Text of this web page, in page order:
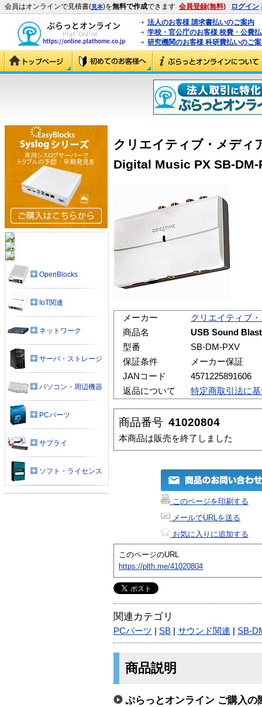
会員はオンラインで見積書(見本)を無料で作成できます 会員登録(無料) ログイン
法人のお客様 請求書払いのご案内
学校・官公庁のお客様 校費・公費
研究機関のお客様 科研費払いのご
クリエイティブ・メディ
Digital Music PX SB-DM-
メーカー
クリエイティブ
商品名
USB Sound
型番
SB-DM-PXV
保証条件
メーカー保証
JANコード
4571225891606
返品について
特定商取引法に
商品番号 41020804
本商品は販売を終了しました
このページを印刷する
メールでURLを送る
お気に入りに追加する
このページのURL
https://plth.me/41020804
関連カテゴリ
PCパーツ SB サウンド関連 SB-
商品説明
ぷらっとオンライン ご購入の
OpenBlocks
IoT関連
ネットワーク
サーバ・ストレージ
パソコン・周辺機器
PCパーツ
サプライ
ソフト・ライセンス